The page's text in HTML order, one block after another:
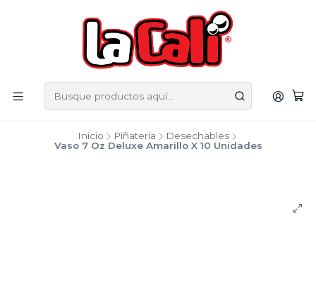
Inicio Piñatería
Desechables
Vaso 7 Oz Deluxe Amarillo X 10 Unidades